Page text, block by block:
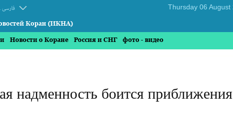
. فارسی
Коран (ИКНА)
Новости о Коране Россия и СНГ фото - видео
боится приближения